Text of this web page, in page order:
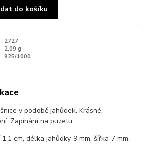
do košíku
2727
2,09 g
925/1000
v podobě jahůdek. Krásné,
Zapínání na puzetu.
cm, délka jahůdky 9 mm, šířka 7 mm.